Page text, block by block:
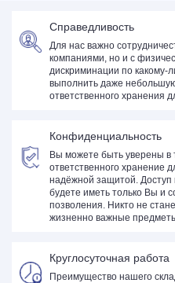
Справедливость
Для нас важно
компаниями, но и с
дискриминации по какому-
выполнить даже
ответственного хранения
Конфиденциальность
Вы можете быть уверены в
ответственного хранение
надёжной защитой. Доступ
будете иметь только Вы и
позволения. Никто не
жизненно важные
Круглосуточная работа
Преимущество нашего